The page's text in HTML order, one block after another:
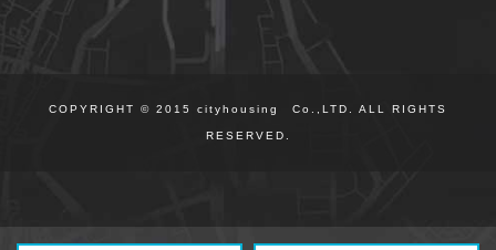
COPYRIGHT © 2015 cityhousing Co.,LTD. ALL RIGHTS
RESERVED.